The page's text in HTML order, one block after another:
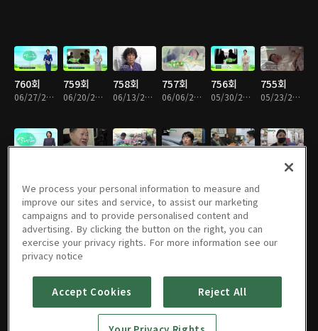
760회
06/27/2026 • 49분
759회
06/20/2026 • 48분
758회
06/13/2026 • 49분
757회
06/06/2026 • 49분
756회
05/30/2026 • 48분
755회
05/23/2026 • 48분
749회
748회
04/04/2026 • 49분
747회 746회 745회 744회 743회
We process your personal information to measure and
improve our sites and service, to assist our marketing
campaigns and to provide personalised content and
advertising. By clicking the button on the right, you can
exercise your privacy rights. For more information see our
privacy notice
Accept Cookies Reject All